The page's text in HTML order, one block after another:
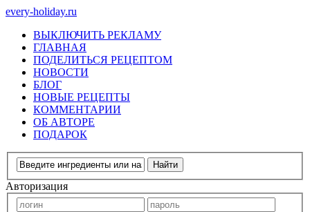
every-holiday.ru
ВЫКЛЮЧИТЬ РЕКЛАМУ
ГЛАВНАЯ
ПОДЕЛИТЬСЯ РЕЦЕПТОМ
НОВОСТИ
БЛОГ
НОВЫЕ РЕЦЕПТЫ
КОММЕНТАРИИ
ОБ АВТОРЕ
ПОДАРОК
Авторизация